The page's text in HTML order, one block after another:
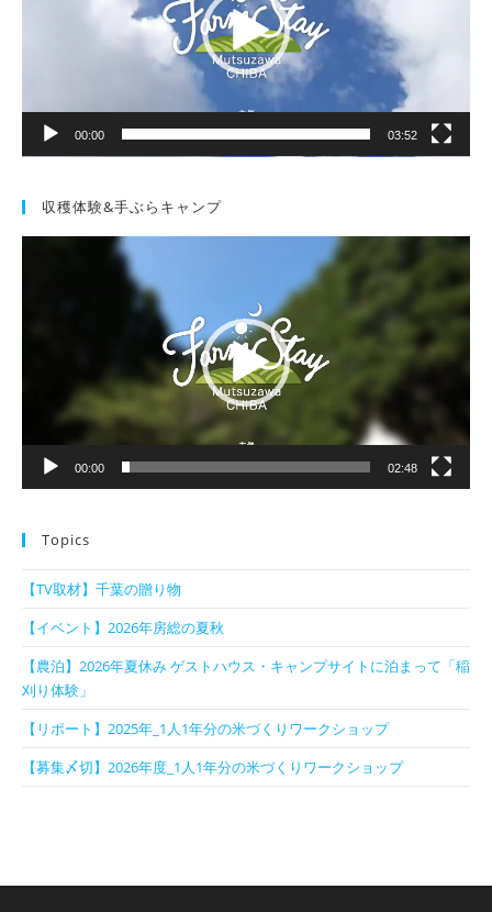
00:00 03:52
収穫体験&手ぶらキャンプ
00:00 02:48
Topics
【TV取材】千葉の贈り物
【イベント】2026年房総の夏秋
【農泊】2026年夏休み ゲストハウス・キャンプサイトに泊まって「稲
刈り体験」
【リポート】2025年_1人1年分の米づくりワークショップ
【募集〆切】2026年度_1人1年分の米づくりワークショップ